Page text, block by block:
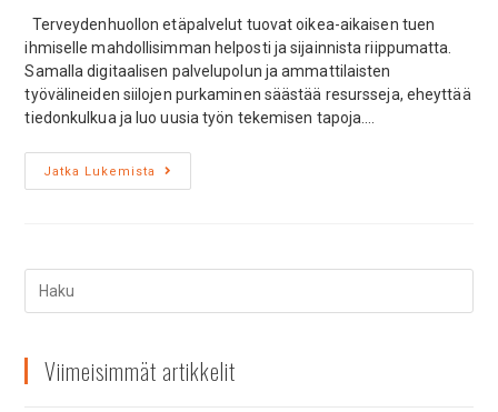
Terveydenhuollon etäpalvelut tuovat oikea-aikaisen tuen
ihmiselle mahdollisimman helposti ja sijainnista riippumatta.
Samalla digitaalisen palvelupolun ja ammattilaisten
työvälineiden siilojen purkaminen säästää resursseja, eheyttää
tiedonkulkua ja luo uusia työn tekemisen tapoja.…
Jatka Lukemista
Viimeisimmät artikkelit